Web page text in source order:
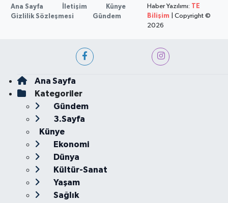
Ana Sayfa İletişim
Künye
Gizlilik Sözleşmesi
Gündem
Haber Yazılımı: TE
Bilişim | Copyright ©
2026
Ana Sayfa
Kategoriler
Gündem
3.Sayfa
Künye
Ekonomi
Dünya
Kültür-Sanat
Yaşam
Sağlık